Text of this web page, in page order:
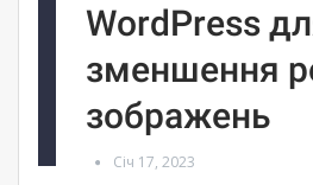
WordPress
зменшення
зображень
Січ 17, 2023